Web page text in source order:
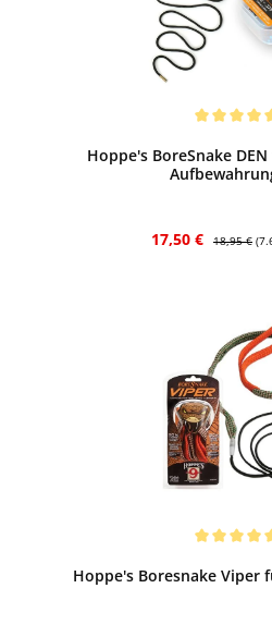
Hoppe's BoreSnake
Verkaufspreis:
17,50 € Regulärer
18,95 €
Hoppe's Boresnake Viper